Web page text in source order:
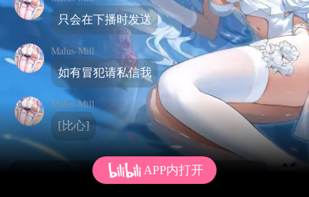
只会在下播时发送
Malus-Mill
如有冒犯请私信我
Malus-Mill
[比心]
APP内打开